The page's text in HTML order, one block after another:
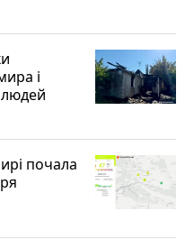
і
почала